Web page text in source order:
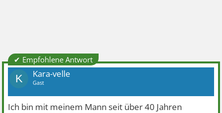
✔ Empfohlene Antwort
K Kara-velle
Gast
Ich bin mit meinem Mann seit über 40 Jahren